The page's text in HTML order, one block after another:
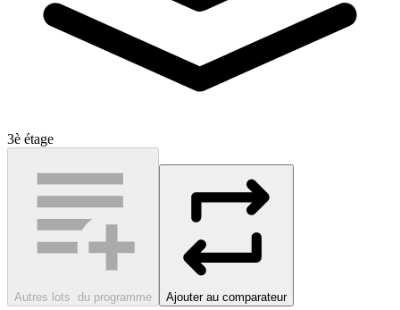
3è étage
Autres lots du programme Ajouter au comparateur